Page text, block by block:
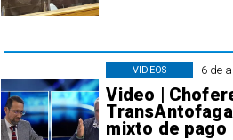
6 de
Video |
mixto de pago
VIDEOS